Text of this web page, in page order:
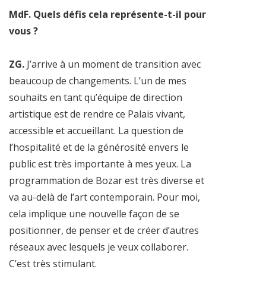
MdF. Quels défis cela représente-t-il pour
vous ?
ZG. J’arrive à un moment de transition avec
beaucoup de changements. L’un de mes
souhaits en tant qu’équipe de direction
artistique est de rendre ce Palais vivant,
accessible et accueillant. La question de
l’hospitalité et de la générosité envers le
public est très importante à mes yeux. La
programmation de Bozar est très diverse et
va au-delà de l’art contemporain. Pour moi,
cela implique une nouvelle façon de se
positionner, de penser et de créer d’autres
réseaux avec lesquels je veux collaborer.
C’est très stimulant.